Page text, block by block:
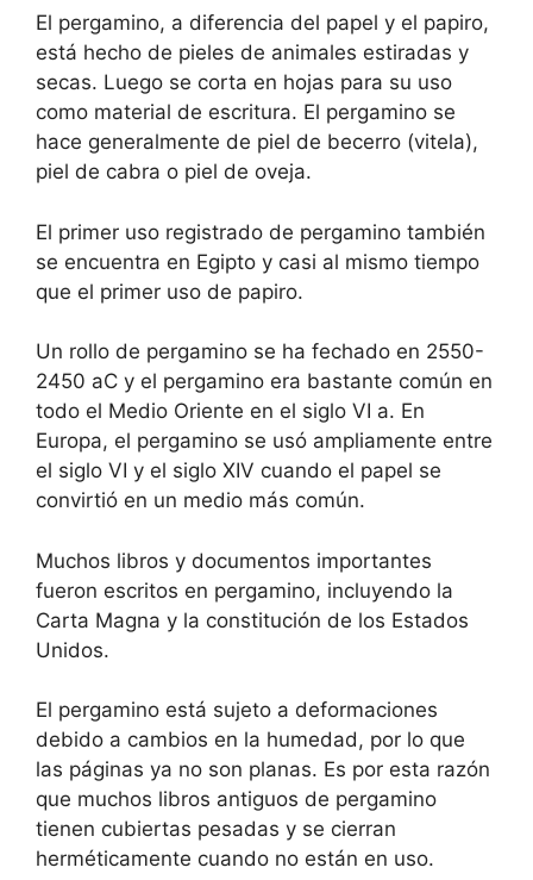
El pergamino, a diferencia del papel y el papiro,
está hecho de pieles de animales estiradas y
secas. Luego se corta en hojas para su uso
como material de escritura. El pergamino se
hace generalmente de piel de becerro (vitela),
piel de cabra o piel de oveja.
El primer uso registrado de pergamino también
se encuentra en Egipto y casi al mismo tiempo
que el primer uso de papiro.
Un rollo de pergamino se ha fechado en 2550-
2450 aC y el pergamino era bastante común en
todo el Medio Oriente en el siglo VI a. En
Europa, el pergamino se usó ampliamente entre
el siglo VI y el siglo XIV cuando el papel se
convirtió en un medio más común.
Muchos libros y documentos importantes
fueron escritos en pergamino, incluyendo la
Carta Magna y la constitución de los Estados
Unidos.
El pergamino está sujeto a deformaciones
debido a cambios en la humedad, por lo que
las páginas ya no son planas. Es por esta razón
que muchos libros antiguos de pergamino
tienen cubiertas pesadas y se cierran
herméticamente cuando no están en uso.